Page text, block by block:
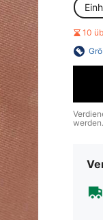
10
werden.